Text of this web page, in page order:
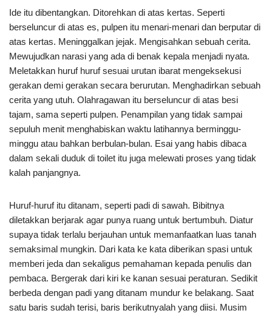
Ide itu dibentangkan. Ditorehkan di atas kertas. Seperti
berseluncur di atas es, pulpen itu menari-menari dan berputar di
atas kertas. Meninggalkan jejak. Mengisahkan sebuah cerita.
Mewujudkan narasi yang ada di benak kepala menjadi nyata.
Meletakkan huruf huruf sesuai urutan ibarat mengeksekusi
gerakan demi gerakan secara berurutan. Menghadirkan sebuah
cerita yang utuh. Olahragawan itu berseluncur di atas besi
tajam, sama seperti pulpen. Penampilan yang tidak sampai
sepuluh menit menghabiskan waktu latihannya berminggu-
minggu atau bahkan berbulan-bulan. Esai yang habis dibaca
dalam sekali duduk di toilet itu juga melewati proses yang tidak
kalah panjangnya.
Huruf-huruf itu ditanam, seperti padi di sawah. Bibitnya
diletakkan berjarak agar punya ruang untuk bertumbuh. Diatur
supaya tidak terlalu berjauhan untuk memanfaatkan luas tanah
semaksimal mungkin. Dari kata ke kata diberikan spasi untuk
memberi jeda dan sekaligus pemahaman kepada penulis dan
pembaca. Bergerak dari kiri ke kanan sesuai peraturan. Sedikit
berbeda dengan padi yang ditanam mundur ke belakang. Saat
satu baris sudah terisi, baris berikutnyalah yang diisi. Musim